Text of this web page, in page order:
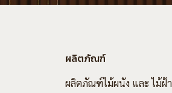
ผลิตภัณฑ์
ผลิตภัณฑ์ไม้ผนัง และ ไม้ฝ้า